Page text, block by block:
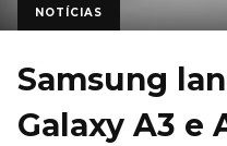
NOTÍCIAS
Samsung
Galaxy A3 e